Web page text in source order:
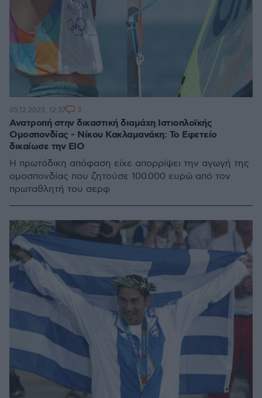
Ανατροπή στην δικαστική διαμάχη Ιστιοπλοϊκής
Ομοσπονδίας - Νίκου Κακλαμανάκη: Το Εφετείο
δικαίωσε την ΕΙΟ
Η πρωτόδικη απόφαση είχε απορρίψει την αγωγή της
ομοσπονδίας που ζητούσε 100.000 ευρώ από τον
πρωταθλητή του σερφ
05.12.2023, 12:37 3